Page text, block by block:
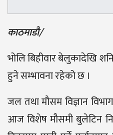
काठमाडौ/
भोलि बिहीवार बेलुकादेखि
हुने सम्भावना रहेको छ ।
जल तथा मौसम विज्ञान
आज विशेष मौसमी बुलेटिन